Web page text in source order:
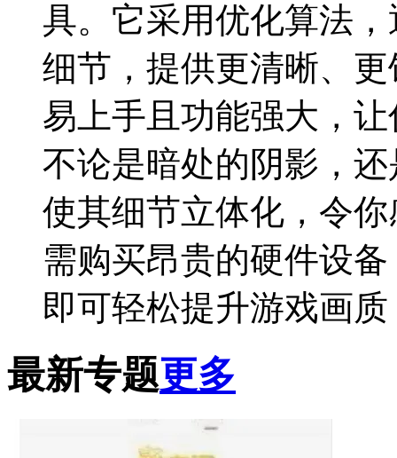
具。它采用优化算法
细节，提供更清晰、
易上手且功能强大，
不论是暗处的阴影，
使其细节立体化，令
需购买昂贵的硬件设
即可轻松提升游戏画
最新专题更多